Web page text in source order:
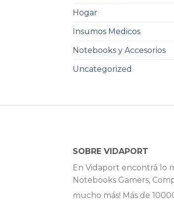
Hogar
Insumos Medicos
Notebooks y Accesorios
Uncategorized
SOBRE VIDAPORT
En Vidaport encontrá lo
Notebooks Gamers,
mucho más! Más de